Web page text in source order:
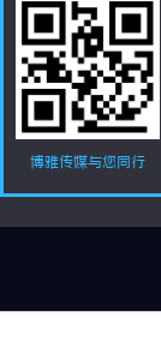
博雅传媒与您同行